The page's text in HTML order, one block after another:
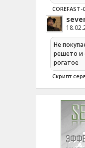
Не
решето и
рогатое
Cкрипт